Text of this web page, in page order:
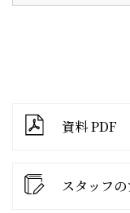
資料 PDF
スタッフ